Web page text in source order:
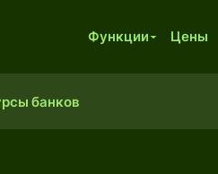
Функции Цены
банков